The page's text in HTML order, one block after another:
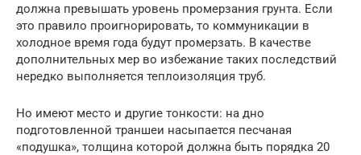
должна превышать уровень промерзания грунта. Если
это правило проигнорировать, то коммуникации в
холодное время года будут промерзать. В качестве
дополнительных мер во избежание таких последствий
нередко выполняется теплоизоляция труб.
Но имеют место и другие тонкости: на дно
подготовленной траншеи насыпается песчаная
«подушка», толщина которой должна быть порядка 20